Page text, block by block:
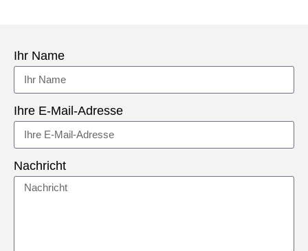
Ihr Name
Ihre E-Mail-Adresse
Nachricht